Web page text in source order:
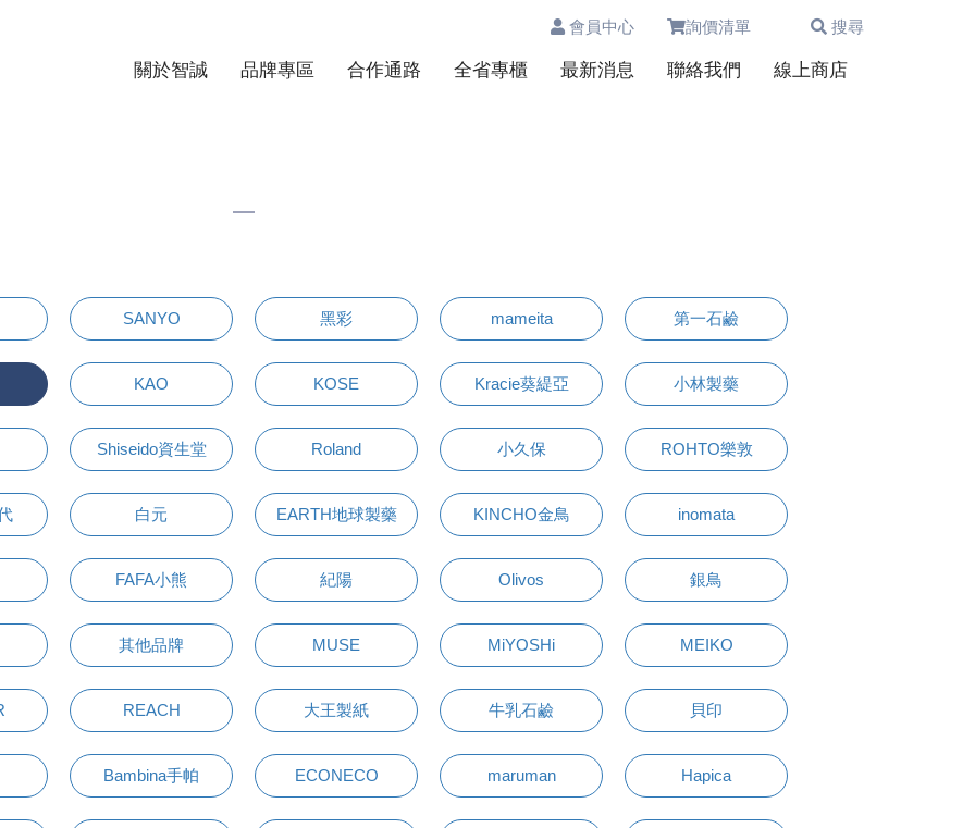
會員中心 詢價清單 搜尋
關於智誠 品牌專區 合作通路 全省專櫃 最新消息 聯絡我們 線上商店
SANYO 黑彩 mameita 第一石鹼
KAO KOSE Kracie葵緹亞 小林製藥
Shiseido資生堂 Roland 小久保 ROHTO樂敦
白元 EARTH地球製藥 KINCHO金鳥 inomata
FAFA小熊 紀陽 Olivos 銀鳥
其他品牌 MUSE MiYOSHi MEIKO
REACH 大王製紙 牛乳石鹼 貝印
Bambina手帕 ECONECO maruman Hapica